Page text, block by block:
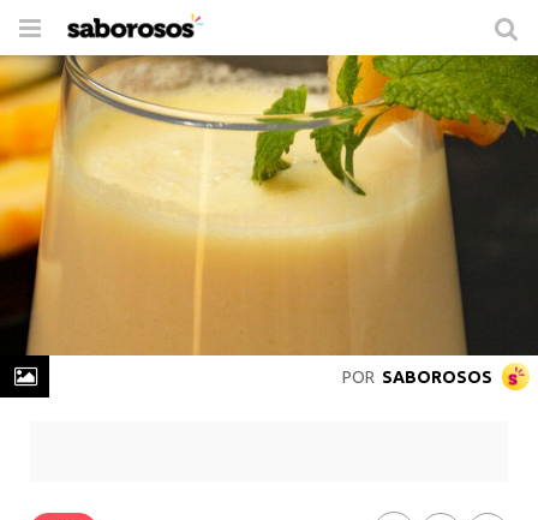
Trocar
navegação
POR SABOROSOS